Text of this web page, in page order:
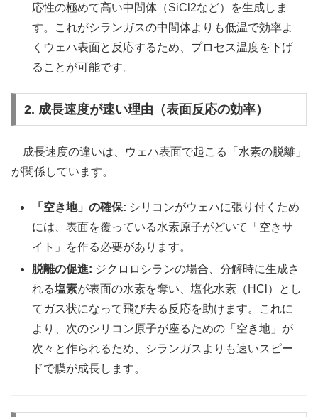
応性の極めて高い中間体（SiCl2など）を生成しま
す。これがシランガスの中間体よりも低温で効率よ
くウェハ表面と反応するため、プロセス温度を下げ
ることが可能です。
2. 成長速度が速い理由（表面反応の効率）
成長速度の違いは、ウェハ表面で起こる「水素の脱離」
が関係しています。
「空き地」の確保: シリコンがウェハに張り付くため
には、表面を覆っている水素原子がどいて「空きサ
イト」を作る必要があります。
脱離の促進: ジクロロシランの場合、分解時に生成さ
れる塩素が表面の水素を奪い、塩化水素（HCl）とし
てガス状になって飛び去る反応を助けます。これに
より、次のシリコン原子が座るための「空き地」が
次々と作られるため、シランガスよりも速いスピー
ドで膜が成長します。